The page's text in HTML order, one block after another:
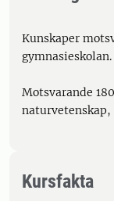
Kunskaper
gymnasieskolan.
Motsvarande
Kursfakta